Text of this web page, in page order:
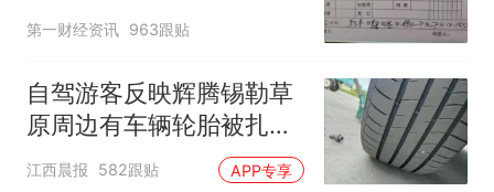
第一财经资讯 963跟贴
自驾游客反映辉腾锡勒草
原周边有车辆轮胎被扎，
修理店铺换胎价格高达千
江西晨报 582跟贴 APP专享